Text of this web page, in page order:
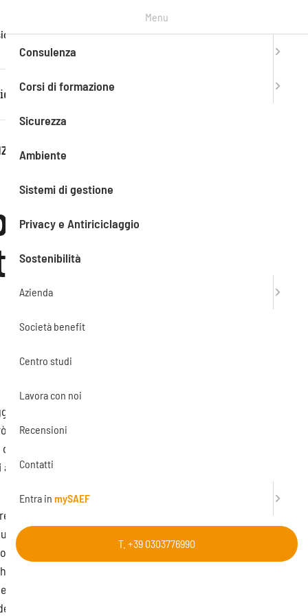
Contatti Entra inmySAEF
Sistemi di gestione
di
di Bilancio
irrisolti
ad
ambiti
di
codici
per
in
primo
Menu
Consulenza
Corsi di formazione
Sicurezza
Ambiente
Sistemi di gestione
Privacy e Antiriciclaggio
Sostenibilità
Azienda
Società benefit
Centro studi
Lavora con noi
Recensioni
Contatti
Entra in mySAEF
T. +39 0303776990